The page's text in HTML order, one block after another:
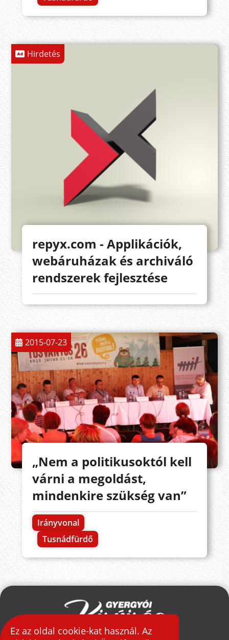
Hirdetés
repyx.com - Applikációk,
webáruházak és archiváló
rendszerek fejlesztése
2015-07-23
„Nem a politikusoktól kell
várni a megoldást,
mindenkire szükség van”
Irányvonal
Tusnádfürdő
Ez az oldal cookie-kat használ. Az